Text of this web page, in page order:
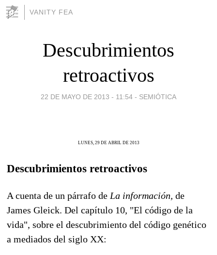
VANITY FEA
Descubrimientos
retroactivos
22 DE MAYO DE 2013 - 11:54 - SEMIÓTICA
LUNES, 29 DE ABRIL DE 2013
Descubrimientos retroactivos
A cuenta de un párrafo de La información, de
James Gleick. Del capítulo 10, "El código de la
vida", sobre el descubrimiento del código genético
a mediados del siglo XX: